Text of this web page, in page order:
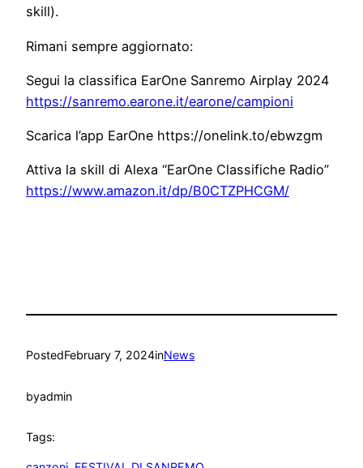
skill).
Rimani sempre aggiornato:
Segui la classifica EarOne Sanremo Airplay 2024
https://sanremo.earone.it/earone/campioni
Scarica l’app EarOne https://onelink.to/ebwzgm
Attiva la skill di Alexa “EarOne Classifiche Radio”
https://www.amazon.it/dp/B0CTZPHCGM/
PostedFebruary 7, 2024inNews
byadmin
Tags: